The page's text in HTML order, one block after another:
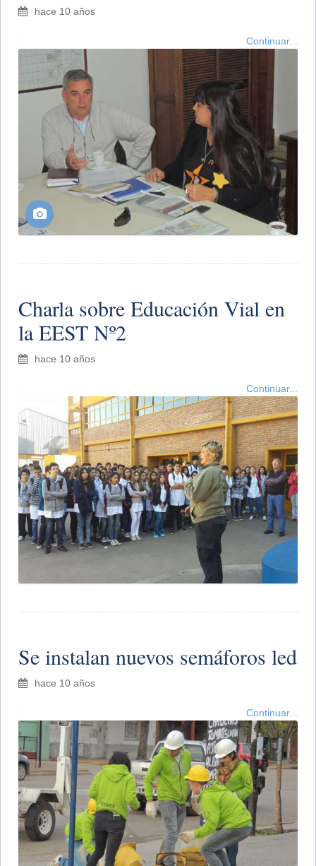
hace 10 años
Continuar...
Charla sobre Educación Vial en
la EEST Nº2
hace 10 años
Continuar...
Se instalan nuevos semáforos led
hace 10 años
Continuar...